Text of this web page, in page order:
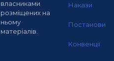
власниками
розміщених на
ньому
матеріалів.
Накази
Постанови
Конвенції